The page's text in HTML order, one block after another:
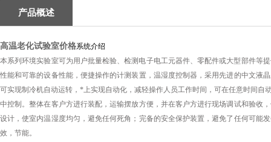
产品概述
高温老化试验室价格系统介绍
本系列环境实验室可为用户批量检验、检测电子电工元器件、零配件或大型部件
性能和可靠的设备性能，便捷操作的计测装置，温湿度控制器，采用先进的中文液
可实现制冷机自动运转，*上实现自动化，减轻操作人员工作时间，可在任意时间
中控制。整体在客户方进行装配，运输摆放方便，并在客户方进行现场调试和验收
设计，使室内温湿度均匀，避免任何死角；完备的安全保护装置，避免了任何可能
效，节能。